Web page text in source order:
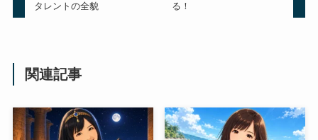
タレントの全貌
る！
関連記事